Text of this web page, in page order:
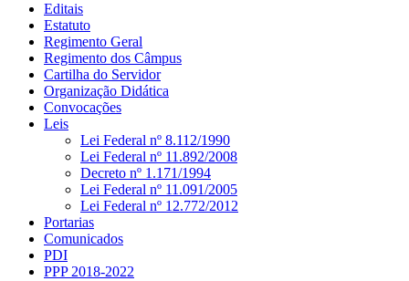
Editais
Estatuto
Regimento Geral
Regimento dos Câmpus
Cartilha do Servidor
Organização Didática
Convocações
Leis
Lei Federal nº 8.112/1990
Lei Federal nº 11.892/2008
Decreto nº 1.171/1994
Lei Federal nº 11.091/2005
Lei Federal nº 12.772/2012
Portarias
Comunicados
PDI
PPP 2018-2022